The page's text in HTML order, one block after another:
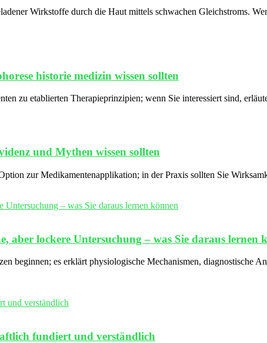
Wirkstoffe durch die Haut mittels schwachen Gleichstroms.
historie medizin wissen sollten
zu etablierten Therapieprinzipien; wenn Sie interessiert sind,
und Mythen wissen sollten
zur Medikamentenapplikation; in der Praxis sollten Sie
aber lockere Untersuchung – was Sie daraus lernen
beginnen; es erklärt physiologische Mechanismen, diagnostische
fundiert und verständlich